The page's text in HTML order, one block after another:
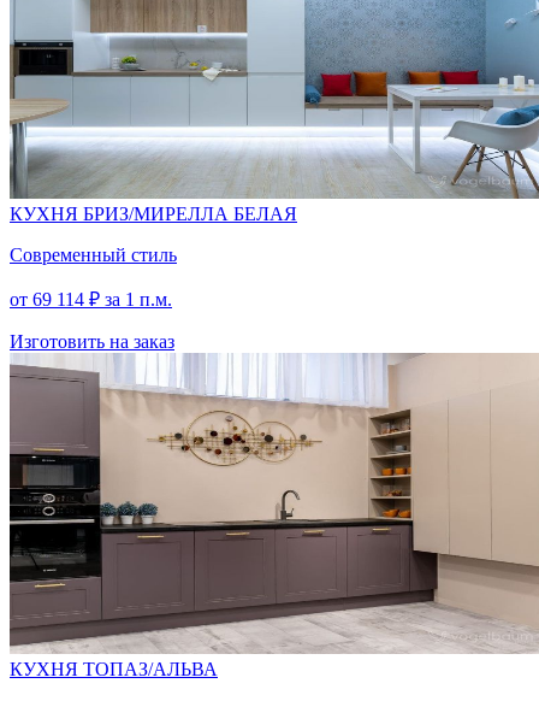
КУХНЯ БРИЗ/МИРЕЛЛА БЕЛАЯ
Современный стиль
от 69 114 ₽ за 1 п.м.
Изготовить на заказ
КУХНЯ ТОПАЗ/АЛЬВА